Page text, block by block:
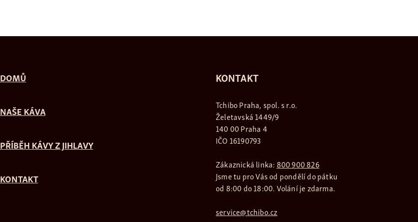
KONTAKT
Tchibo Praha, spol. s r.o.
Želetavská 1449/9
140 00 Praha 4
IČO 16190793
Zákaznická linka: 800 900 826
Jsme tu pro Vás od pondělí do pátku
od 8:00 do 18:00. Volání je zdarma.
service@tchibo.cz
DOMŮ
NAŠE KÁVA
PŘÍBĚH KÁVY Z JIHLAVY
KONTAKT